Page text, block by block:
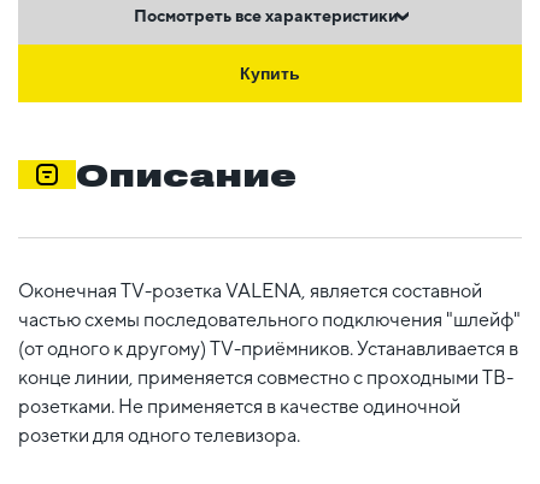
Посмотреть все характеристики
Купить
Описание
Оконечная TV-розетка VALENA, является составной
частью схемы последовательного подключения "шлейф"
(от одного к другому) TV-приёмников. Устанавливается в
конце линии, применяется совместно с проходными ТВ-
розетками. Не применяется в качестве одиночной
розетки для одного телевизора.